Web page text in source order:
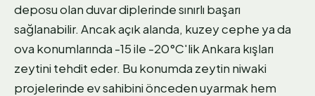
deposu olan duvar diplerinde sınırlı başarı
sağlanabilir. Ancak açık alanda, kuzey cephe ya da
ova konumlarında -15 ile -20°C'lik Ankara kışları
zeytini tehdit eder. Bu konumda zeytin niwaki
projelerinde ev sahibini önceden uyarmak hem